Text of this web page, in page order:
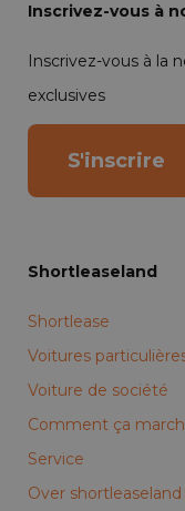
Inscrivez-vous à
Inscrivez-vous à la
exclusives
S'inscrire
Shortleaseland
Shortlease
Voitures
Voiture de société
Comment ça
Service
Over shortleaseland